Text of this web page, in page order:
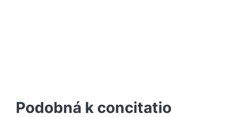
Podobná k concitatio